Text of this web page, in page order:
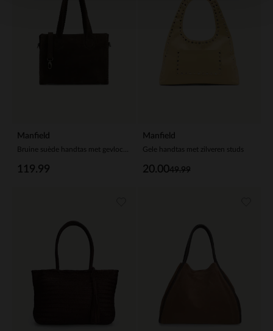
Manfield
119.99
Manfield
Gele handtas met zilveren studs
49.99
20.00